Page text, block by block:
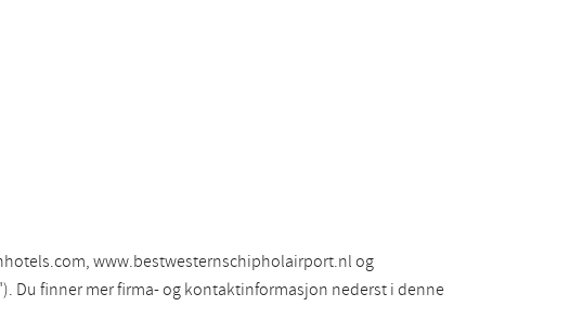
www.bestwesternschipholairport.nl og
Du finner mer firma- og kontaktinformasjon nederst i denne